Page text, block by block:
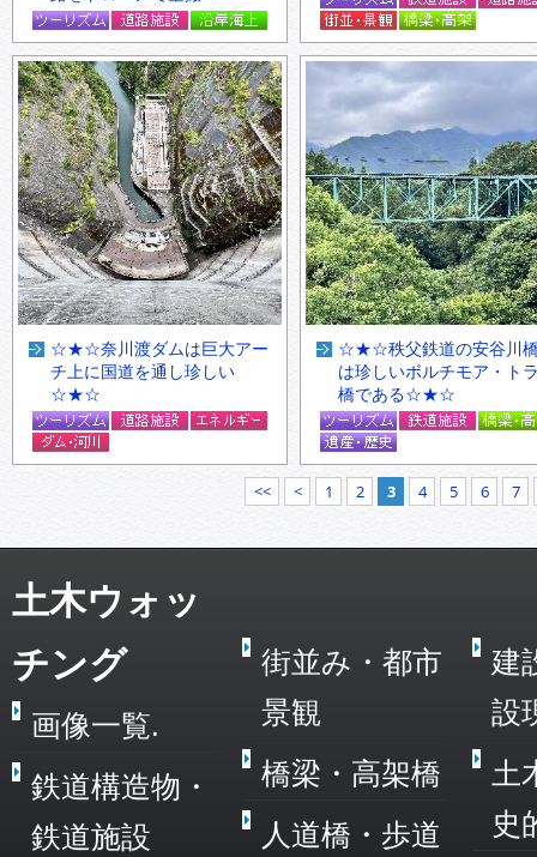
☆★☆奈川渡ダムは巨大アー
チ上に国道を通し珍しい
☆★☆
☆★☆秩父鉄道の安谷川
は珍しいボルチモア・ト
橋である☆★☆
<< < 1 2 3 4 5 6 7
土木ウォッ
チング
画像一覧.
鉄道構造物・
鉄道施設
街並み・都市
景観
橋梁・高架橋
人道橋・歩道
建
設
土
史